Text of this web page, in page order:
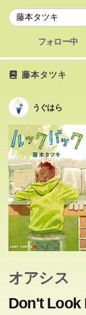
フォロー中
藤本タツキ
うぐはら
この本のあらす
オアシス
Don't Look